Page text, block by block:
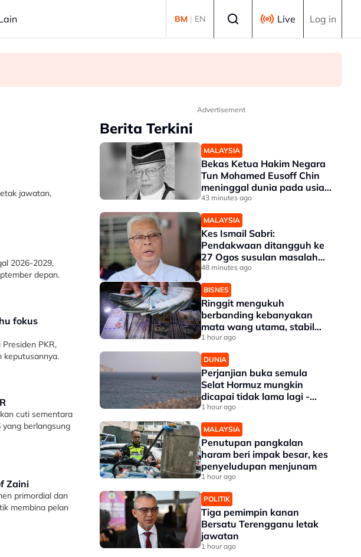
BM | EN Live Log in
jawatan,
2026-2029,
depan.
fokus
PKR,
keputusannya.
cuti sementara
yang berlangsung
Zaini
primordial dan
membina pelan
Advertisement
Berita Terkini
MALAYSIA
Bekas Ketua Hakim Negara
Tun Mohamed Eusoff Chin
meninggal dunia pada usia
91 tahun
43 minutes ago
MALAYSIA
Kes Ismail Sabri:
Pendakwaan ditangguh ke
27 Ogos susulan masalah
kesihatan
48 minutes ago
BISNES
Ringgit mengukuh
berbanding kebanyakan
mata wang utama, stabil
dengan dolar AS
1 hour ago
DUNIA
Perjanjian buka semula
Selat Hormuz mungkin
dicapai tidak lama lagi -
Trump
1 hour ago
MALAYSIA
Penutupan pangkalan
haram beri impak besar, kes
penyeludupan menjunam
1 hour ago
POLITIK
Tiga pemimpin kanan
Bersatu Terengganu letak
jawatan
1 hour ago